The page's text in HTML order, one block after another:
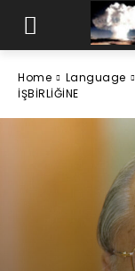
Home Language
İŞBİRLİĞİNE